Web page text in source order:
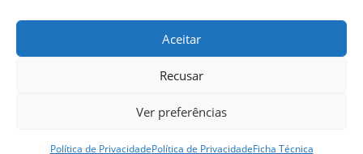
Aceitar
Recusar
Ver preferências
Política de PrivacidadePolítica de PrivacidadeFicha Técnica
Almada online. Todos os direitos reservados